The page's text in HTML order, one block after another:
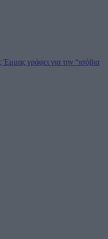
γράφει για την “ισόβια